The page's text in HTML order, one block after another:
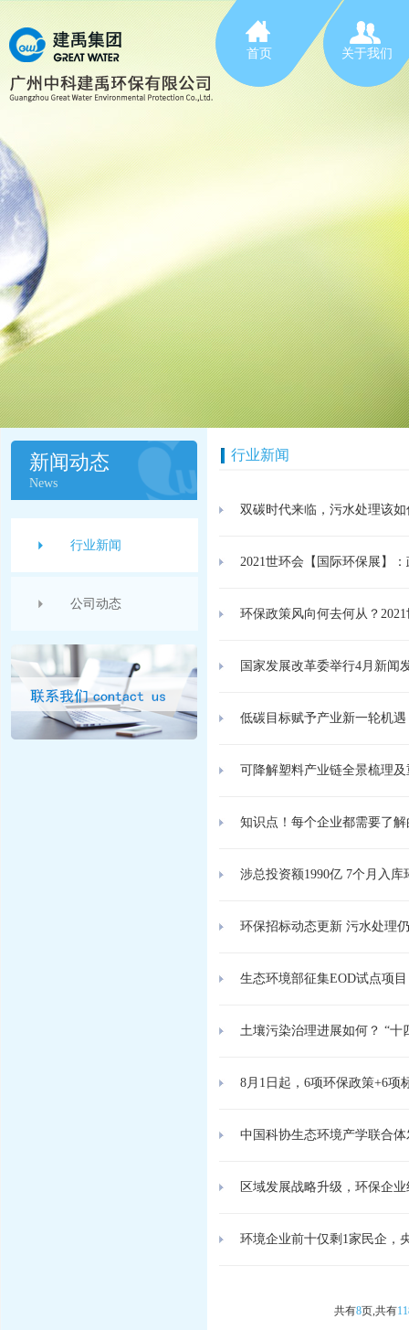
首页 关于我们
新闻动态
News
行业新闻
公司动态
行业新闻
双碳时代来临，污水处理该
2021世环会【国际环保展】
环保政策风向何去何从？
国家发展改革委举行4月新闻
低碳目标赋予产业新一轮机
可降解塑料产业链全景梳理
知识点！每个企业都需要了
涉总投资额1990亿 7个月入库
环保招标动态更新 污水处理
生态环境部征集EOD试点项
土壤污染治理进展如何？ “十
8月1日起，6项环保政策+6项
中国科协生态环境产学联合
区域发展战略升级，环保企
环境企业前十仅剩1家民企，
共有8页,共有